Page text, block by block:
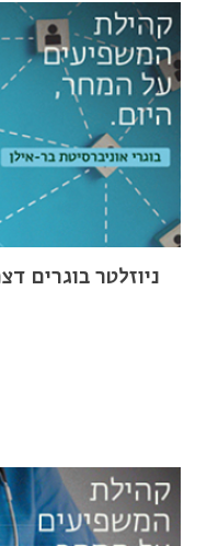
ניוזלטר בוגרים